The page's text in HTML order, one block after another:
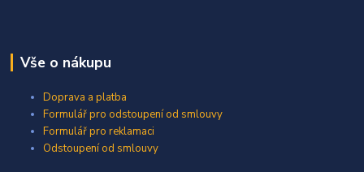
Vše o nákupu
Doprava a platba
Formulář pro odstoupení od smlouvy
Formulář pro reklamaci
Odstoupení od smlouvy